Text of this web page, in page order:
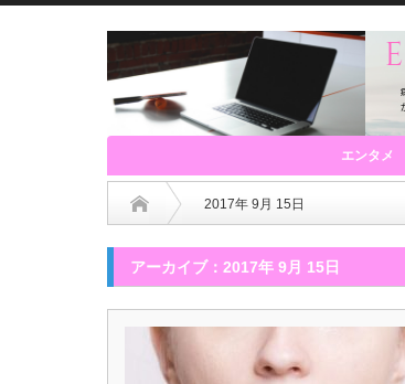
エンタメ
2017年 9月 15日
アーカイブ：2017年 9月 15日